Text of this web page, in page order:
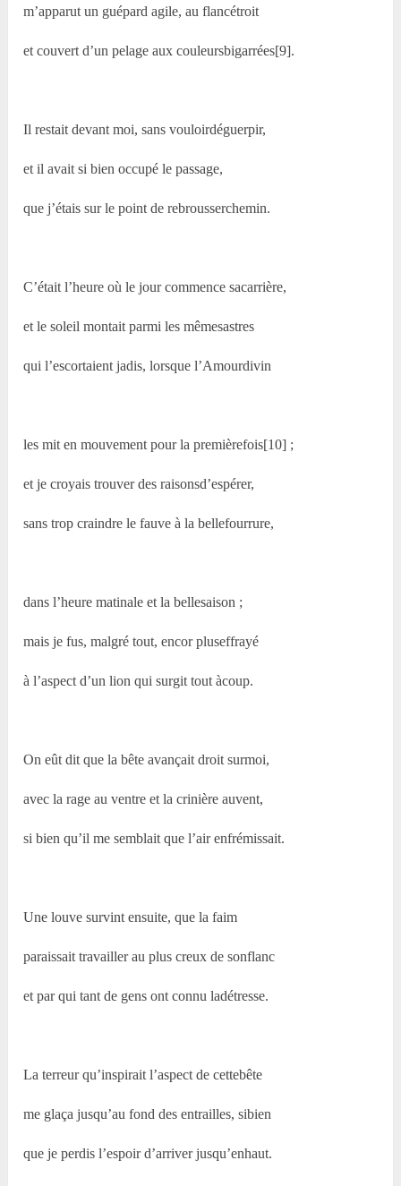
m’apparut un guépard agile, au flancétroit
et couvert d’un pelage aux couleursbigarrées[9].
Il restait devant moi, sans vouloirdéguerpir,
et il avait si bien occupé le passage,
que j’étais sur le point de rebrousserchemin.
C’était l’heure où le jour commence sacarrière,
et le soleil montait parmi les mêmesastres
qui l’escortaient jadis, lorsque l’Amourdivin
les mit en mouvement pour la premièrefois[10] ;
et je croyais trouver des raisonsd’espérer,
sans trop craindre le fauve à la bellefourrure,
dans l’heure matinale et la bellesaison ;
mais je fus, malgré tout, encor pluseffrayé
à l’aspect d’un lion qui surgit tout àcoup.
On eût dit que la bête avançait droit surmoi,
avec la rage au ventre et la crinière auvent,
si bien qu’il me semblait que l’air enfrémissait.
Une louve survint ensuite, que la faim
paraissait travailler au plus creux de sonflanc
et par qui tant de gens ont connu ladétresse.
La terreur qu’inspirait l’aspect de cettebête
me glaça jusqu’au fond des entrailles, sibien
que je perdis l’espoir d’arriver jusqu’enhaut.